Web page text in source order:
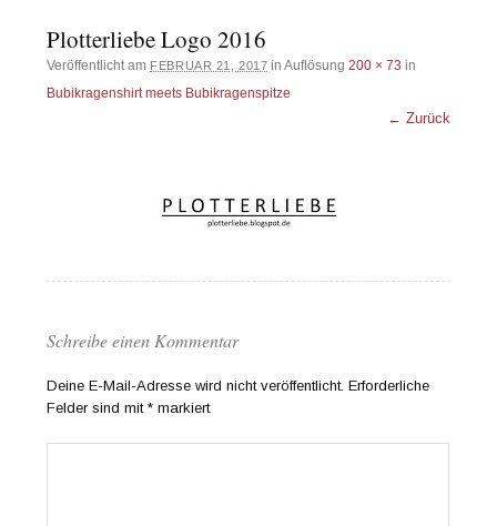
Plotterliebe Logo 2016
Veröffentlicht am FEBRUAR 21, 2017 in Auflösung200 × 73 in
Bubikragenshirt meets Bubikragenspitze
← Zurück
Schreibe einen Kommentar
Deine E-Mail-Adresse wird nicht veröffentlicht. Erforderliche
Felder sind mit* markiert